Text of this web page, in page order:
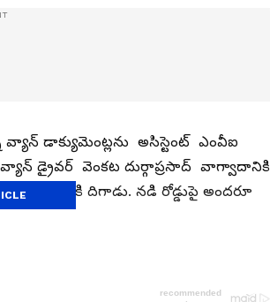
డాక్యుమెంట్లను అసిస్టెంట్ ఎంవీఐ
డ్రైవర్ వెంకట దుర్గాప్రసాద్ వాగ్వాదానికి
దాడికి దిగాడు. నడి రోడ్డుపై అందరూ